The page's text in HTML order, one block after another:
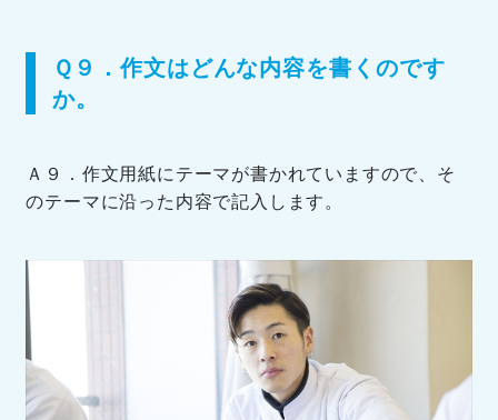
Ｑ９．作文はどんな内容を書くのです
か。
Ａ９．作文用紙にテーマが書かれていますので、そ
のテーマに沿った内容で記入します。